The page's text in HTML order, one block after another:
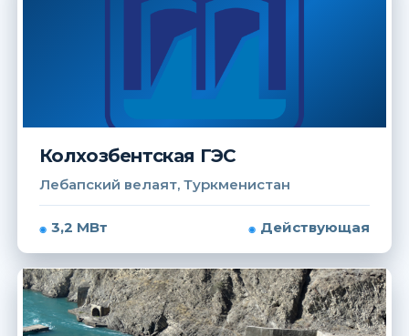
Колхозбентская ГЭС
Лебапский велаят, Туркменистан
3,2 МВт Действующая